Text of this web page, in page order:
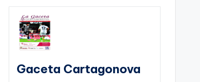
Gaceta Cartagonova